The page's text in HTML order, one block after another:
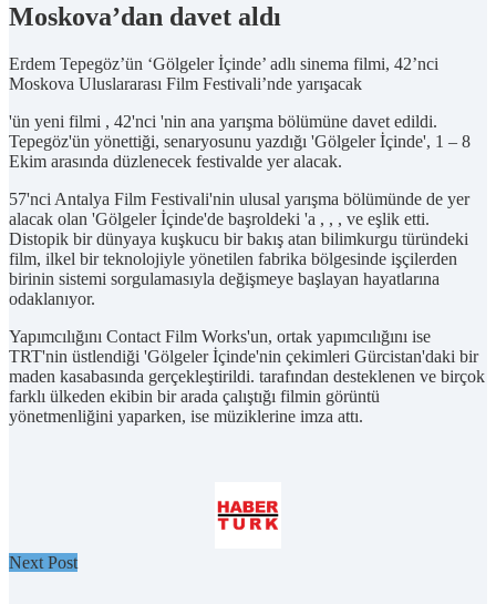
Moskova’dan davet aldı
Erdem Tepegöz’ün ‘Gölgeler İçinde’ adlı sinema filmi, 42’nci
Moskova Uluslararası Film Festivali’nde yarışacak
'ün yeni filmi , 42'nci 'nin ana yarışma bölümüne davet edildi.
Tepegöz'ün yönettiği, senaryosunu yazdığı 'Gölgeler İçinde', 1 – 8
Ekim arasında düzlenecek festivalde yer alacak.
57'nci Antalya Film Festivali'nin ulusal yarışma bölümünde de yer
alacak olan 'Gölgeler İçinde'de başroldeki 'a , , , ve eşlik etti.
Distopik bir dünyaya kuşkucu bir bakış atan bilimkurgu türündeki
film, ilkel bir teknolojiyle yönetilen fabrika bölgesinde işçilerden
birinin sistemi sorgulamasıyla değişmeye başlayan hayatlarına
odaklanıyor.
Yapımcılığını Contact Film Works'un, ortak yapımcılığını ise
TRT'nin üstlendiği 'Gölgeler İçinde'nin çekimleri Gürcistan'daki bir
maden kasabasında gerçekleştirildi. tarafından desteklenen ve birçok
farklı ülkeden ekibin bir arada çalıştığı filmin görüntü
yönetmenliğini yaparken, ise müziklerine imza attı.
Next Post